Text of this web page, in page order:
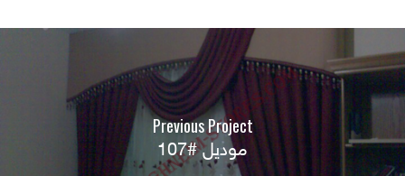
Previous Project
موديل #107